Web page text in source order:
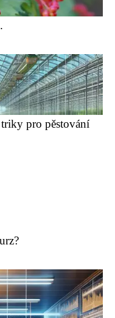
pro pěstování